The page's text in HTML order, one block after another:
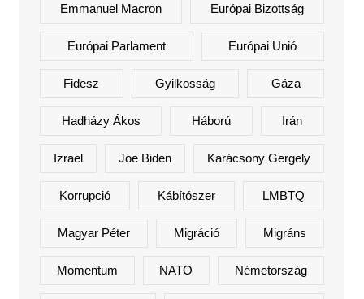
Emmanuel Macron Európai Bizottság
Európai Parlament Európai Unió
Fidesz Gyilkosság Gáza
Hadházy Ákos Háború Irán
Izrael Joe Biden Karácsony Gergely
Korrupció Kábítószer LMBTQ
Magyar Péter Migráció Migráns
Momentum NATO Németország